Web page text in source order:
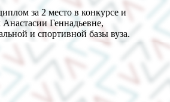
за 2 место в конкурсе и
Геннадьевне,
и спортивной базы вуза.